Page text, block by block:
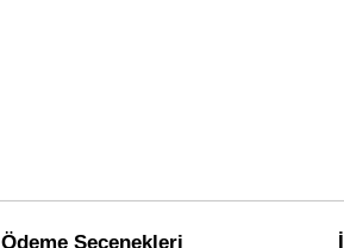
Ödeme Seçenekleri